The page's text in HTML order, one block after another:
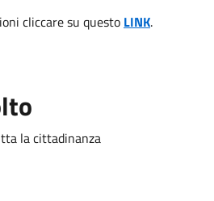
cliccare su questo LINK.
la cittadinanza